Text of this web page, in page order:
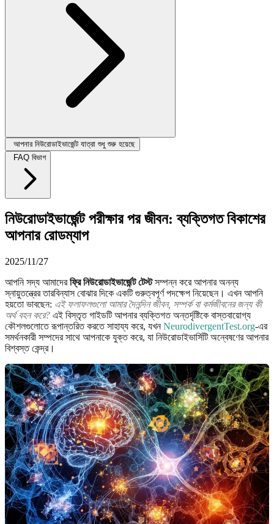
আপনার নিউরোডাইভার্জেন্ট যাত্রা শুধু শুরু হয়েছে
FAQ বিভাগ
নিউরোডাইভার্জেন্ট পরীক্ষার পর জীবন: ব্যক্তিগত বিকাশের
আপনার রোডম্যাপ
2025/11/27
আপনি সদ্য আমাদেরফ্রি নিউরোডাইভার্জেন্ট টেস্টসম্পন্ন করে আপনার অনন্য
স্নায়ুতন্ত্রের তারবিন্যাস বোঝার দিকে একটি গুরুত্বপূর্ণ পদক্ষেপ নিয়েছেন। এখন আপনি
হয়তো ভাবছেন: এই ফলাফলগুলো আমার দৈনন্দিন জীবন, সম্পর্ক বা কর্মজীবনের জন্য কী
অর্থ বহন করে? এই বিস্তৃত গাইডটি আপনার ব্যক্তিগত অন্তর্দৃষ্টিকে বাস্তবায়োগ্য
কৌশলগুলোতে রূপান্তরিত করতে সাহায্য করে, যখনNeurodivergentTest.org-এর
সমর্থনকারী সম্পদের সাথে আপনাকে যুক্ত করে, যা নিউরোডাইভার্সিটি অন্বেষণের আপনার
বিশ্বস্ত কেন্দ্র।